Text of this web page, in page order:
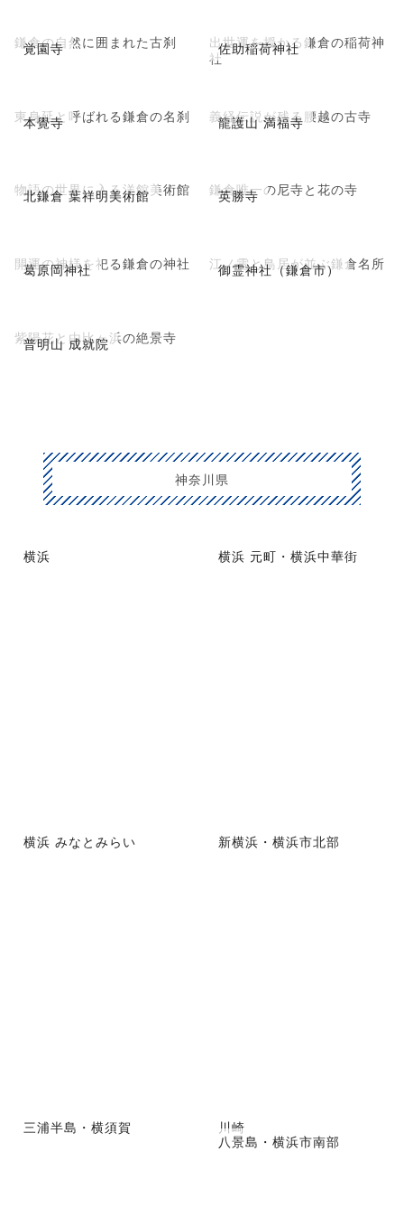
覚園寺
鎌倉の自然に囲まれた古刹 佐助稲荷神社
出世運を授かる鎌倉の稲荷神
社
本覺寺
東身延と呼ばれる鎌倉の名刹 龍護山 満福寺
義経伝説が残る腰越の古寺
北鎌倉 葉祥明美術館
物語の世界に入る洋館美術館 英勝寺
鎌倉唯一の尼寺と花の寺
葛原岡神社
開運の神様を祀る鎌倉の神社 御霊神社（鎌倉市）
江ノ電と鳥居が並ぶ鎌倉名所
普明山 成就院
紫陽花と由比ヶ浜の絶景寺
神奈川県
横浜 横浜 元町・横浜中華街
横浜 みなとみらい 新横浜・横浜市北部
三浦半島・横須賀
川崎
八景島・横浜市南部